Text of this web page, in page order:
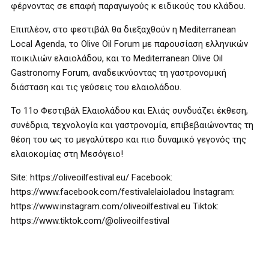
φέρνοντας σε επαφή παραγωγούς κ ειδικούς του κλάδου.
Επιπλέον, στο φεστιβάλ θα διεξαχθούν η Mediterranean
Local Agenda, το Olive Oil Forum με παρουσίαση ελληνικών
ποικιλιών ελαιολάδου, και το Mediterranean Olive Oil
Gastronomy Forum, αναδεικνύοντας τη γαστρονομική
διάσταση και τις γεύσεις του ελαιολάδου.
Το 11ο Φεστιβάλ Ελαιολάδου και Ελιάς συνδυάζει έκθεση,
συνέδρια, τεχνολογία και γαστρονομία, επιβεβαιώνοντας τη
θέση του ως το μεγαλύτερο και πιο δυναμικό γεγονός της
ελαιοκομίας στη Μεσόγειο!
Site: https://oliveoilfestival.eu/ Facebook:
https://www.facebook.com/festivalelaioladou Instagram:
https://www.instagram.com/oliveoilfestival.eu Tiktok:
https://www.tiktok.com/@oliveoilfestival